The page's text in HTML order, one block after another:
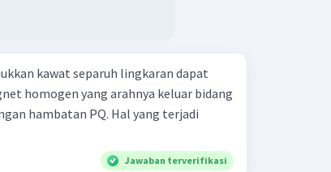
kawat separuh lingkaran dapat
homogen yang arahnya keluar bidang
hambatan PQ. Hal yang terjadi
Jawaban terverifikasi